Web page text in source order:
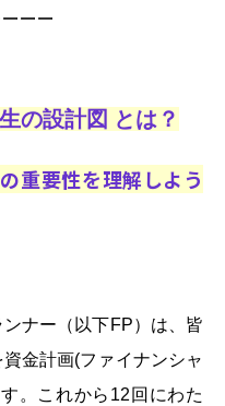
ーー
の設計図 とは？
重要性を理解しよう
ナー（以下FP）は、皆
金計画(ファイナンシャ
。これから 12 回にわた